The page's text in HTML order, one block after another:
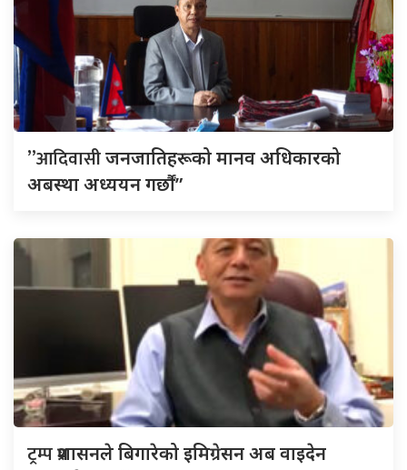
”आदिवासीजनजातिहरूको मानव अधिकारको
अबस्था अध्ययन गर्छौं”
ट्रम्पप्रशासनले बिगारेको इमिग्रेसन अब वाइदेन